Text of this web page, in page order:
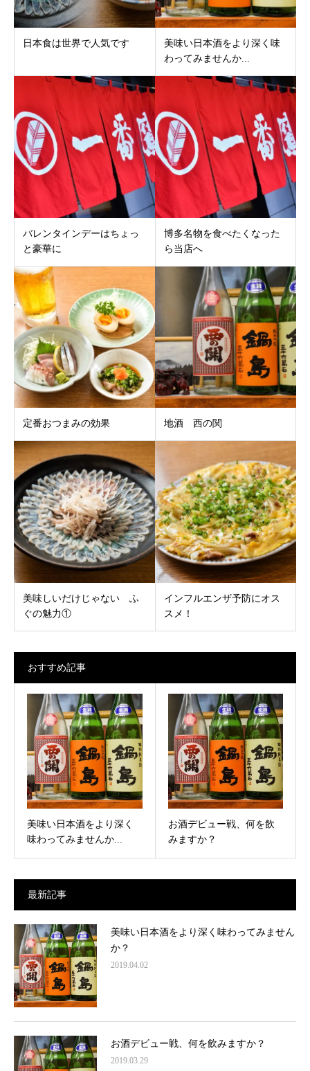
日本食は世界で人気です
美味い日本酒をより深く味
わってみませんか...
バレンタインデーはちょっ
と豪華に
博多名物を食べたくなった
ら当店へ
定番おつまみの効果 地酒 西の関
美味しいだけじゃない ふ
ぐの魅力①
インフルエンザ予防にオス
スメ！
おすすめ記事
美味い日本酒をより深く
味わってみませんか...
お酒デビュー戦、何を飲
みますか？
最新記事
美味い日本酒をより深く味わってみません
か？
2019.04.02
お酒デビュー戦、何を飲みますか？
2019.03.29